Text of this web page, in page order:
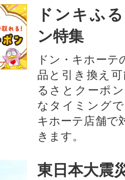
ドンキふ
ン特集
ドン・キホーテ
品と引き換え
るさとクーポ
なタイミング
キホーテ店舗で
きます。
東日本大震